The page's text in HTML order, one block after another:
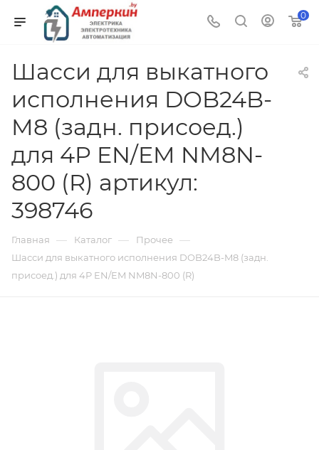
0
Шасси для выкатного
исполнения DOB24B-
M8 (задн. присоед.)
для 4P EN/EM NM8N-
800 (R) артикул:
398746
Главная — Каталог — Прочее —
Шасси для выкатного исполнения DOB24B-M8 (задн.
присоед.) для 4P EN/EM NM8N-800 (R)